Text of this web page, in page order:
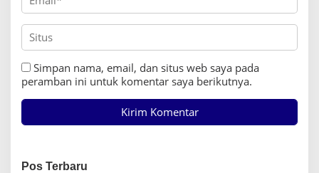
Simpan nama, email, dan situs web saya pada
peramban ini untuk komentar saya berikutnya.
Pos Terbaru